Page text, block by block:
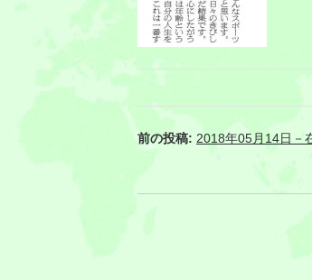
前の投稿: 2018年05月14日－